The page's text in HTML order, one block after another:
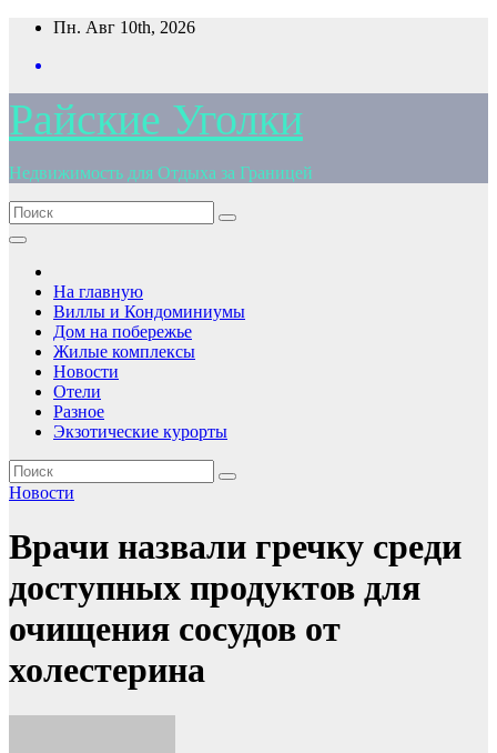
Перейти
содержимому
Пн. Авг 10th, 2026
Райские Уголки
Недвижимость для Отдыха за Границей
На главную
Виллы и Кондоминиумы
Дом на побережье
Жилые комплексы
Новости
Отели
Разное
Экзотические курорты
Новости
Врачи назвали гречку среди
доступных продуктов для
очищения сосудов от
холестерина